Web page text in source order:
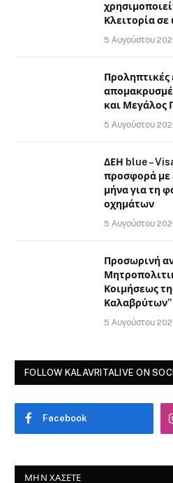
Κλειτορία σε
5 Αυγούστου
Προληπτικές
και Μεγάλος
5 Αυγούστου
ΔΕΗ blue –
προσφορά με
μήνα για τη
οχημάτων
5 Αυγούστου
Προσωρινή
Κοιμήσεως
Καλαβρύτων”
5 Αυγούστου
FOLLOW KALAVRITALIVE ON
Facebook
ΜΗΝ ΧΆΣΕΤΕ